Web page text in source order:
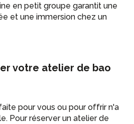
en petit groupe garantit une
et une immersion chez un
votre atelier de bao
pour vous ou pour offrir n'a
Pour réserver un atelier de